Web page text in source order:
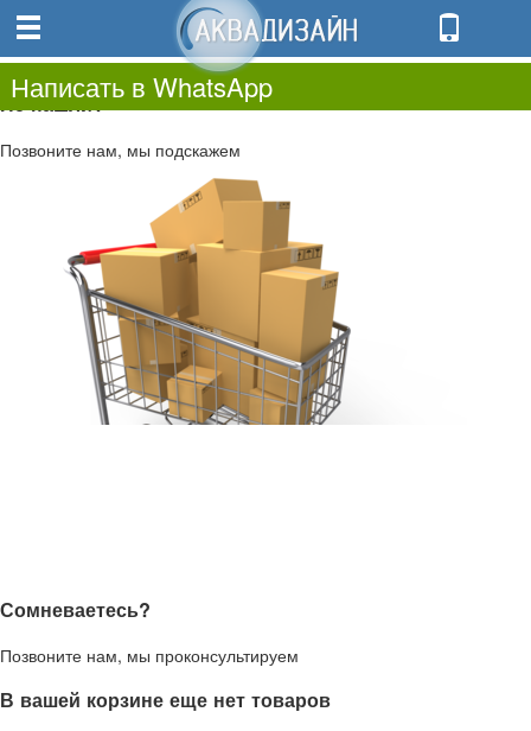
0.00
0
Не нашли?
Позвоните нам, мы подскажем
Сомневаетесь?
Позвоните нам, мы проконсультируем
В вашей корзине еще нет товаров
Написать в WhatsApp